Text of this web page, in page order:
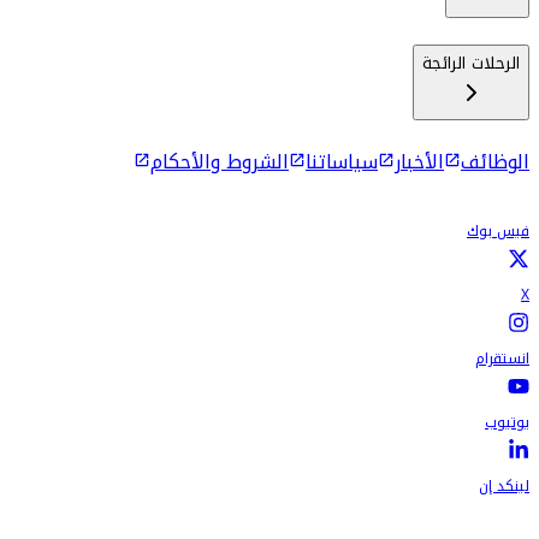
الرحلات الرائجة
الوظائف الأخبار سياساتنا الشروط والأحكام
فيس بوك
X
انستقرام
يوتيوب
لينكد إن